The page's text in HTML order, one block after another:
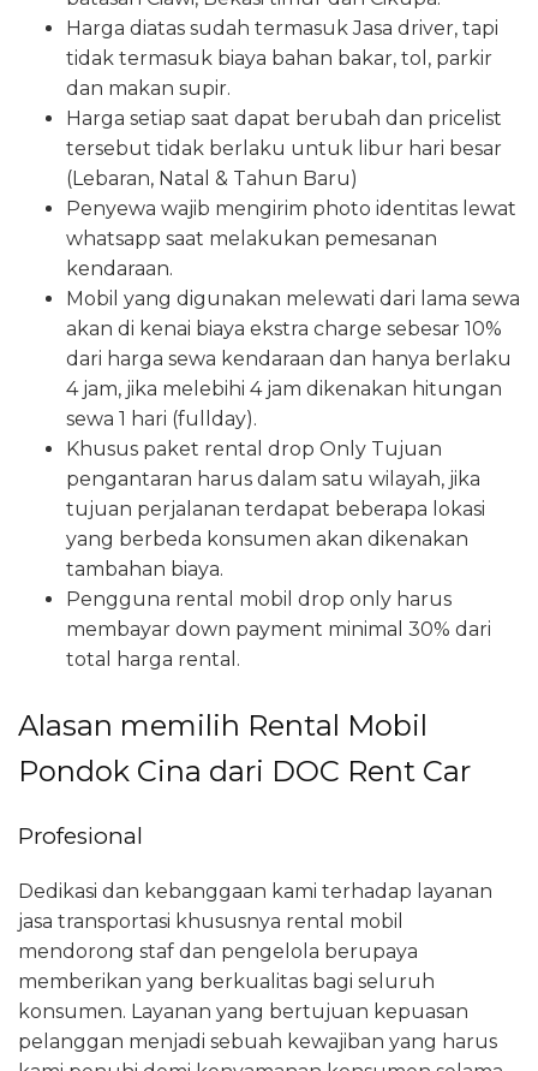
Harga diatas sudah termasuk Jasa driver, tapi
tidak termasuk biaya bahan bakar, tol, parkir
dan makan supir.
Harga setiap saat dapat berubah dan pricelist
tersebut tidak berlaku untuk libur hari besar
(Lebaran, Natal & Tahun Baru)
Penyewa wajib mengirim photo identitas lewat
whatsapp saat melakukan pemesanan
kendaraan.
Mobil yang digunakan melewati dari lama sewa
akan di kenai biaya ekstra charge sebesar 10%
dari harga sewa kendaraan dan hanya berlaku
4 jam, jika melebihi 4 jam dikenakan hitungan
sewa 1 hari (fullday).
Khusus paket rental drop Only Tujuan
pengantaran harus dalam satu wilayah, jika
tujuan perjalanan terdapat beberapa lokasi
yang berbeda konsumen akan dikenakan
tambahan biaya.
Pengguna rental mobil drop only harus
membayar down payment minimal 30% dari
total harga rental.
Alasan memilih Rental Mobil
Pondok Cina dari DOC Rent Car
Profesional
Dedikasi dan kebanggaan kami terhadap layanan
jasa transportasi khususnya rental mobil
mendorong staf dan pengelola berupaya
memberikan yang berkualitas bagi seluruh
konsumen. Layanan yang bertujuan kepuasan
pelanggan menjadi sebuah kewajiban yang harus